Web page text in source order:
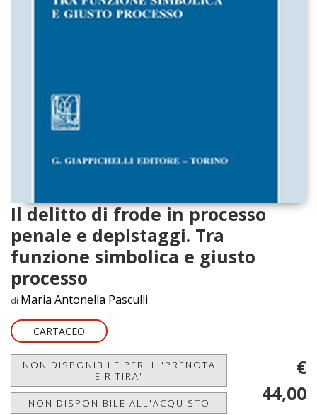
Il delitto di frode in processo
penale e depistaggi. Tra
funzione simbolica e giusto
processo
di Maria Antonella Pasculli
CARTACEO
NON DISPONIBILE PER IL 'PRENOTA
E RITIRA'
NON DISPONIBILE ALL'ACQUISTO
€
44,00